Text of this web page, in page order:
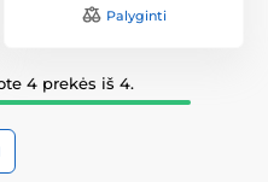
Palyginti
4 prekės iš 4.